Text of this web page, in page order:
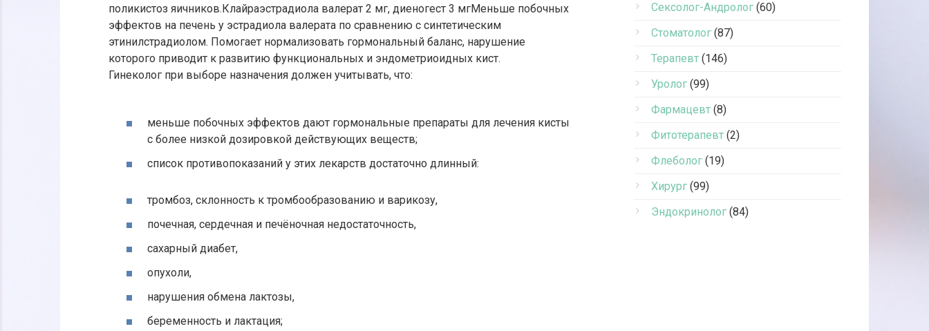
поликистоз яичников.Клайраэстрадиола валерат 2 мг, диеногест 3 мгМеньше побочных
эффектов на печень у эстрадиола валерата по сравнению с синтетическим
этинилстрадиолом. Помогает нормализовать гормональный баланс, нарушение
которого приводит к развитию функциональных и эндометриоидных кист.
Гинеколог при выборе назначения должен учитывать, что:
меньше побочных эффектов дают гормональные препараты для лечения кисты
с более низкой дозировкой действующих веществ;
список противопоказаний у этих лекарств достаточно длинный:
тромбоз, склонность к тромбообразованию и варикозу,
почечная, сердечная и печёночная недостаточность,
сахарный диабет,
опухоли,
нарушения обмена лактозы,
беременность и лактация;
Сексолог-Андролог (60)
Стоматолог (87)
Терапевт (146)
Уролог (99)
Фармацевт (8)
Фитотерапевт (2)
Флеболог (19)
Хирург (99)
Эндокринолог (84)